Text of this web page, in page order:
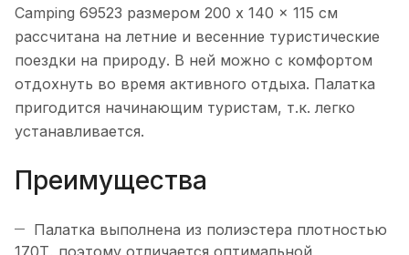
Camping 69523 размером 200 x 140 x 115 см
рассчитана на летние и весенние туристические
поездки на природу. В ней можно с комфортом
отдохнуть во время активного отдыха. Палатка
пригодится начинающим туристам, т.к. легко
устанавливается.
Преимущества
Палатка выполнена из полиэстера плотностью
170Т, поэтому отличается оптимальной